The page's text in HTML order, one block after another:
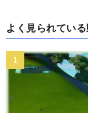
よく見られてい